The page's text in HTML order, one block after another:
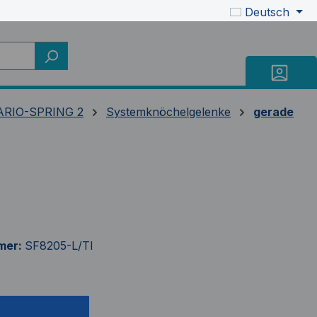
Deutsch
SPRING 2 Systemknöchelgelenke gerade
SF8205-L/TI